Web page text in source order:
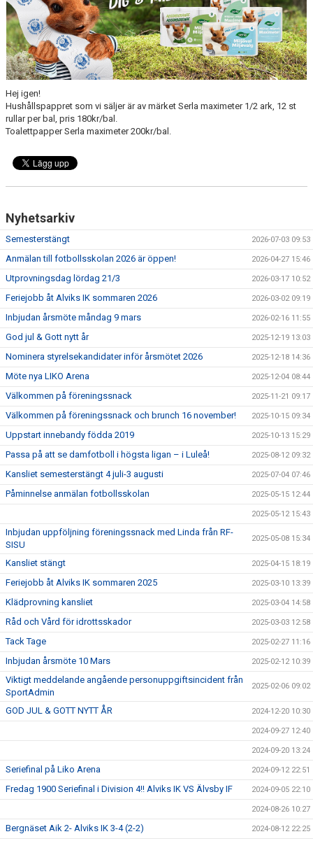
KALENDER
ÖVRIGT
FOTBOLLSSKOLA
ALVIKSCUPEN
Hej igen!
Hushållspappret som vi säljer är av märket Serla maximeter 1/2 ark, 12 st
rullar per bal, pris 180kr/bal.
Toalettpapper Serla maximeter 200kr/bal.
Nyhetsarkiv
Semesterstängt 2026-07-03 09:53
Anmälan till fotbollsskolan 2026 är öppen! 2026-04-27 15:46
Utprovningsdag lördag 21/3 2026-03-17 10:52
Feriejobb åt Alviks IK sommaren 2026 2026-03-02 09:19
Inbjudan årsmöte måndag 9 mars 2026-02-16 11:55
God jul & Gott nytt år 2025-12-19 13:03
Nominera styrelsekandidater inför årsmötet 2026 2025-12-18 14:36
Möte nya LIKO Arena 2025-12-04 08:44
Välkommen på föreningssnack 2025-11-21 09:17
Välkommen på föreningssnack och brunch 16 november! 2025-10-15 09:34
Uppstart innebandy födda 2019 2025-10-13 15:29
Passa på att se damfotboll i högsta ligan – i Luleå! 2025-08-12 09:32
Kansliet semesterstängt 4 juli-3 augusti 2025-07-04 07:46
Påminnelse anmälan fotbollsskolan 2025-05-15 12:44
2025-05-12 15:43
Inbjudan uppföljning föreningssnack med Linda från RF-
SISU
2025-05-08 15:34
Kansliet stängt 2025-04-15 18:19
Feriejobb åt Alviks IK sommaren 2025 2025-03-10 13:39
Klädprovning kansliet 2025-03-04 14:58
Råd och Vård för idrottsskador 2025-03-03 12:58
Tack Tage 2025-02-27 11:16
Inbjudan årsmöte 10 Mars 2025-02-12 10:39
Viktigt meddelande angående personuppgiftsincident från
SportAdmin
2025-02-06 09:02
GOD JUL & GOTT NYTT ÅR 2024-12-20 10:30
2024-09-27 12:40
2024-09-20 13:24
Seriefinal på Liko Arena 2024-09-12 22:51
Fredag 1900 Seriefinal i Division 4!! Alviks IK VS Älvsby IF 2024-09-05 22:10
2024-08-26 10:27
Bergnäset Aik 2- Alviks IK 3-4 (2-2) 2024-08-12 22:25